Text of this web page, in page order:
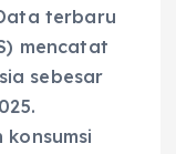
terbaru
mencatat
sebesar